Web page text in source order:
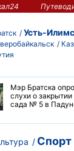
Усть-
Мэр Братска
слухи о закрытии
сада № 5 в
Спорт